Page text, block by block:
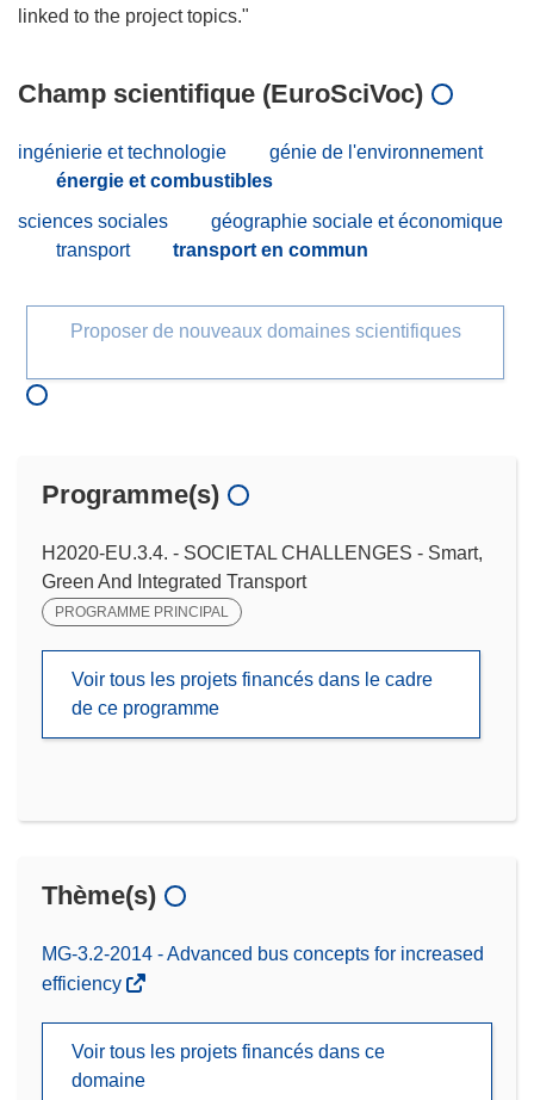
Champ scientifique (EuroSciVoc)
ingénierie et technologie
génie de l'environnement
énergie et combustibles
sciences sociales
géographie sociale et économique
transport
transport en commun
Proposer de nouveaux domaines scientifiques
Programme(s)
H2020-EU.3.4. - SOCIETAL CHALLENGES - Smart,
Green And Integrated Transport
PROGRAMME PRINCIPAL
Voir tous les projets financés dans le cadre
de ce programme
Thème(s)
MG-3.2-2014 - Advanced bus concepts for increased
efficiency
Voir tous les projets financés dans ce
domaine